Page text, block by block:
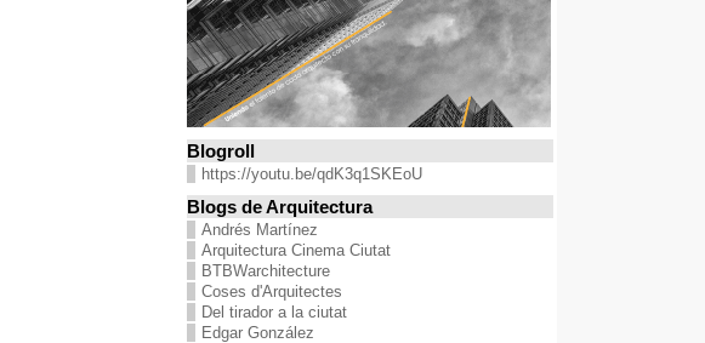
Blogroll
https://youtu.be/qdK3q1SKEoU
Blogs de Arquitectura
Andrés Martínez
Arquitectura Cinema Ciutat
BTBWarchitecture
Coses d'Arquitectes
Del tirador a la ciutat
Edgar González